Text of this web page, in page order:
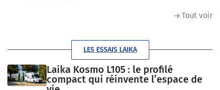
Tout voir
LES ESSAIS LAIKA
Laika Kosmo L105 : le profilé
compact qui réinvente l’espace de